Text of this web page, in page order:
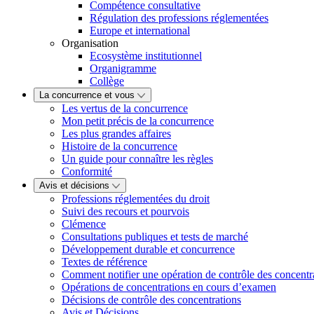
Compétence consultative
Régulation des professions réglementées
Europe et international
Organisation
Ecosystème institutionnel
Organigramme
Collège
La concurrence et vous
Les vertus de la concurrence
Mon petit précis de la concurrence
Les plus grandes affaires
Histoire de la concurrence
Un guide pour connaître les règles
Conformité
Avis et décisions
Professions réglementées du droit
Suivi des recours et pourvois
Clémence
Consultations publiques et tests de marché
Développement durable et concurrence
Textes de référence
Comment notifier une opération de contrôle des
Opérations de concentrations en cours d’examen
Décisions de contrôle des concentrations